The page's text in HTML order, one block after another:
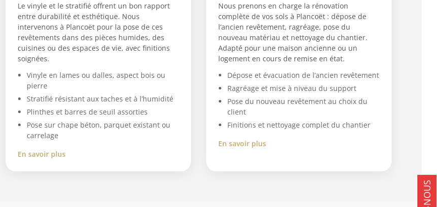
Le vinyle et le stratifié offrent un bon rapport
entre durabilité et esthétique. Nous
intervenons à Plancoët pour la pose de ces
revêtements dans des pièces humides, des
cuisines ou des espaces de vie, avec finitions
soignées.
Vinyle en lames ou dalles, aspect bois ou
pierre
Stratifié résistant aux taches et à l’humidité
Plinthes et barres de seuil assorties
Pose sur chape béton, parquet existant ou
carrelage
En savoir plus
Nous prenons en charge la rénovation
complète de vos sols à Plancoët : dépose de
l’ancien revêtement, ragréage, pose du
nouveau matériau et nettoyage du chantier.
Adapté pour une maison ancienne ou un
logement en cours de remise en état.
Dépose et évacuation de l’ancien revêtement
Ragréage et mise à niveau du support
Pose du nouveau revêtement au choix du
client
Finitions et nettoyage complet du chantier
En savoir plus